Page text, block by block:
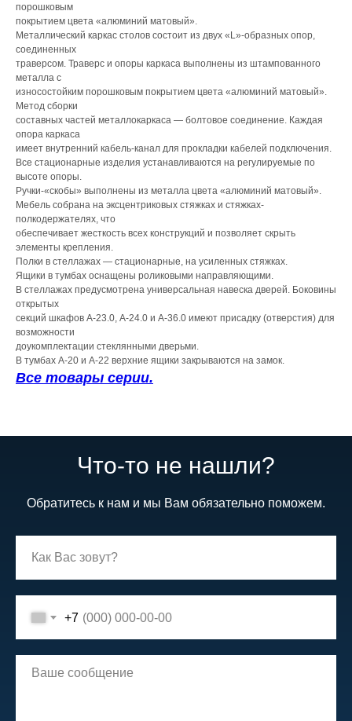
порошковым
покрытием цвета «алюминий матовый».
Металлический каркас столов состоит из двух «L»-образных опор,
соединенных
траверсом. Траверс и опоры каркаса выполнены из штампованного
металла с
износостойким порошковым покрытием цвета «алюминий матовый».
Метод сборки
составных частей металлокаркаса — болтовое соединение. Каждая
опора каркаса
имеет внутренний кабель-канал для прокладки кабелей подключения.
Все стационарные изделия устанавливаются на регулируемые по
высоте опоры.
Ручки-«скобы» выполнены из металла цвета «алюминий матовый».
Мебель собрана на эксцентриковых стяжках и стяжках-
полкодержателях, что
обеспечивает жесткость всех конструкций и позволяет скрыть
элементы крепления.
Полки в стеллажах — стационарные, на усиленных стяжках.
Ящики в тумбах оснащены роликовыми направляющими.
В стеллажах предусмотрена универсальная навеска дверей. Боковины
открытых
секций шкафов А-23.0, А-24.0 и А-36.0 имеют присадку (отверстия) для
возможности
доукомплектации стеклянными дверьми.
В тумбах А-20 и А-22 верхние ящики закрываются на замок.
Все товары серии.
Что-то не нашли?
Обратитесь к нам и мы Вам обязательно поможем.
+7